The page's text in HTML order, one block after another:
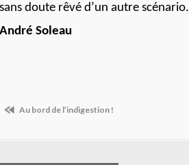
sans doute rêvé d’un autre scénario.
André Soleau
Au bord de l’indigestion !